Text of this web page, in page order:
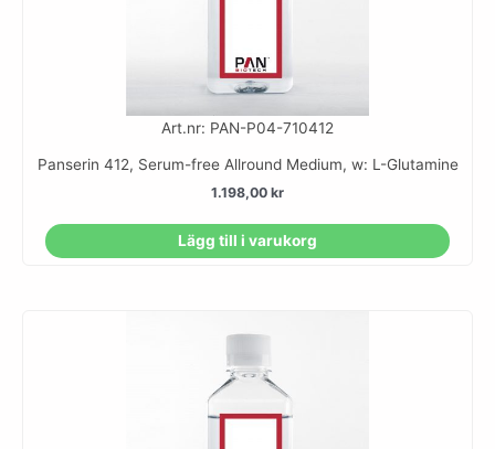
Art.nr: PAN-P04-710412
Panserin 412, Serum-free Allround Medium, w: L-Glutamine
1.198,00 kr
Lägg till i varukorg